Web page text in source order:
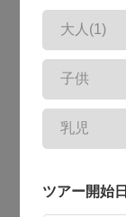
ツアー開始日